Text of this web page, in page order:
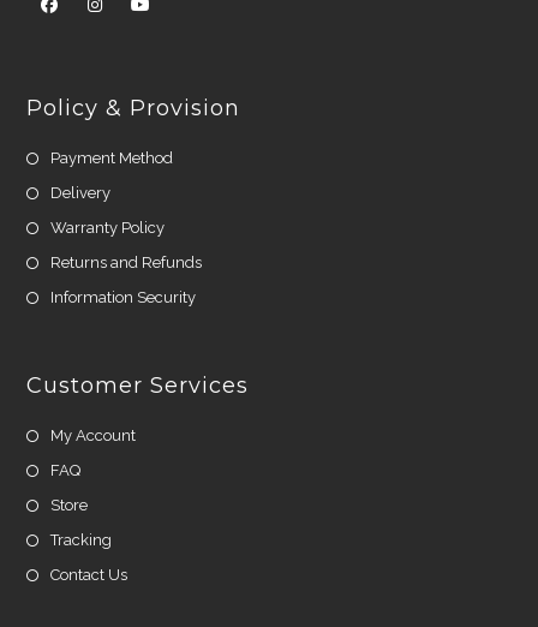
Policy & Provision
Payment Method
Delivery
Warranty Policy
Returns and Refunds
Information Security
Customer Services
My Account
FAQ
Store
Tracking
Contact Us